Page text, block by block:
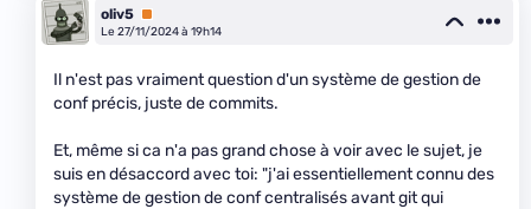
oliv5 Premium
Le 27/11/2024 à 19h14
Il n'est pas vraiment question d'un système de gestion de
conf précis, juste de commits.
Et, même si ca n'a pas grand chose à voir avec le sujet, je
suis en désaccord avec toi: "j'ai essentiellement connu des
système de gestion de conf centralisés avant git qui